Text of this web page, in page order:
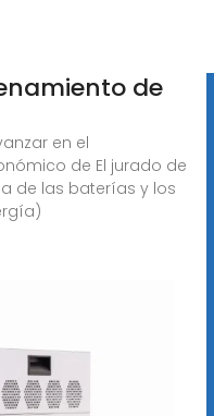
de
en el
de El jurado de
de las baterías y los